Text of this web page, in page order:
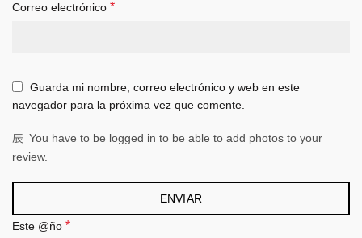
Correo electrónico *
Guarda mi nombre, correo electrónico y web en este
navegador para la próxima vez que comente.
You have to be logged in to be able to add photos to your
review.
Este @ño *